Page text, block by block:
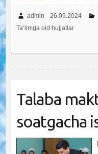
admin 26.09.2024
Ta’limga oid hujjatlar
Talaba
soatgacha